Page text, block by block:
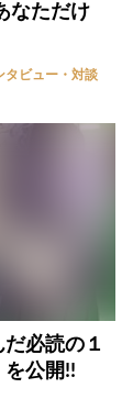
なただけ
タビュー・対談
必読の１
公開!!